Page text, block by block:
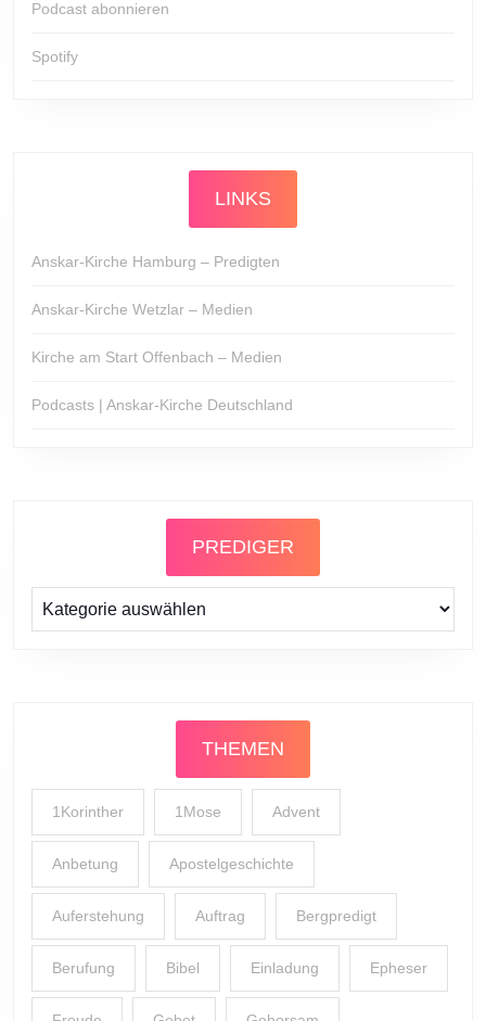
Podcast abonnieren
Spotify
LINKS
Anskar-Kirche Hamburg – Predigten
Anskar-Kirche Wetzlar – Medien
Kirche am Start Offenbach – Medien
Podcasts | Anskar-Kirche Deutschland
PREDIGER
Prediger
THEMEN
1Korinther 1Mose Advent
Anbetung Apostelgeschichte
Auferstehung Auftrag Bergpredigt
Berufung Bibel Einladung Epheser